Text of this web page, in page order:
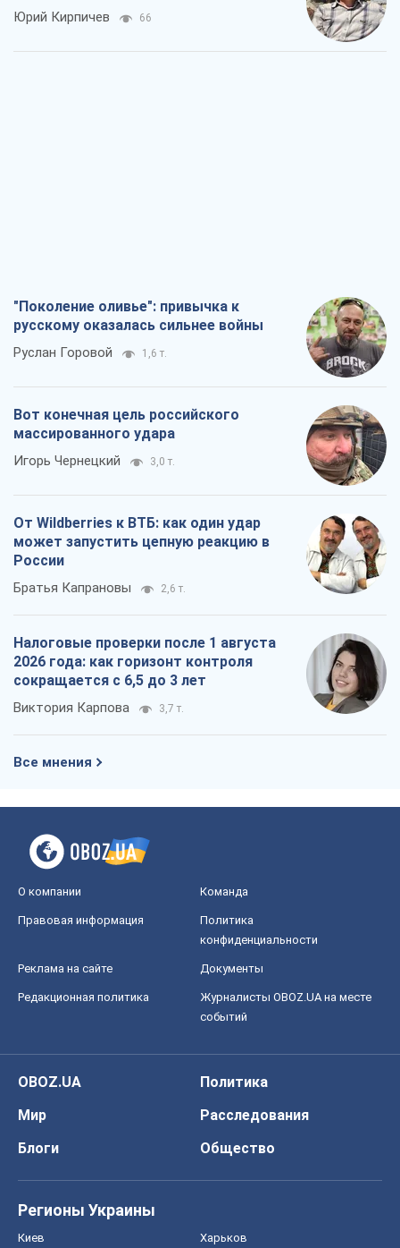
Юрий Кирпичев 66
"Поколение оливье": привычка к
русскому оказалась сильнее войны
Руслан Горовой 1,6 т.
Вот конечная цель российского
массированного удара
Игорь Чернецкий 3,0 т.
От Wildberries к ВТБ: как один удар
может запустить цепную реакцию в
России
Братья Капрановы 2,6 т.
Налоговые проверки после 1 августа
2026 года: как горизонт контроля
сокращается с 6,5 до 3 лет
Виктория Карпова 3,7 т.
Все мнения
О компании Команда
Правовая информация
Политика
конфиденциальности
Реклама на сайте Документы
Редакционная политика
Журналисты OBOZ.UA на месте
событий
OBOZ.UA
Политика
Мир
Расследования
Блоги
Общество
Регионы Украины
Киев Харьков